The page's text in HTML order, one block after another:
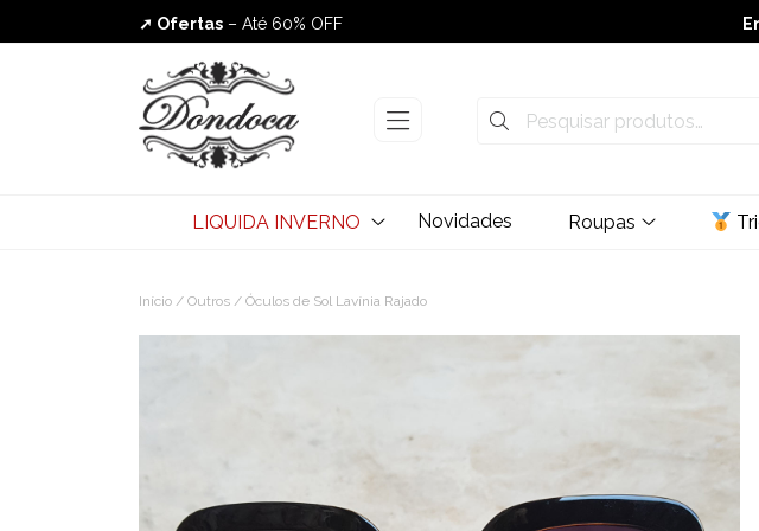
➚ Ofertas – Até 60% OFF
Envio Rápido
➚
LIQUIDA INVERNO Novidades Roupas
Início / Outros / Óculos de Sol Lavínia Rajado